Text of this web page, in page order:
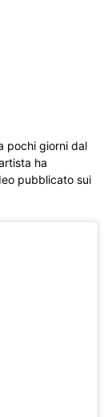
pochi giorni dal
ha
pubblicato sui